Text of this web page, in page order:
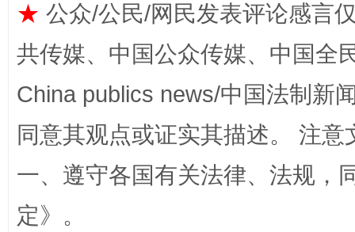
全民健身五年计划来了！等你上场
★ 公众/公民/网民发表评论感言
共传媒、中国公众传媒、中国全
China publics news/中国法制新
同意其观点或证实其描述。 注
一、遵守各国有关法律、法规，
定》。